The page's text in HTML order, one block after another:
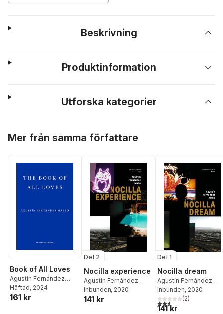
Beskrivning
Produktinformation
Utforska kategorier
Mer från samma författare
Book of All Loves
Agustín Fernández
Mallo
Häftad, 2024
161 kr
Del 2
Nocilla experience
Agustín Fernández
Mallo
Inbunden, 2020
141 kr
Del 1
Nocilla dream
Agustín Fernández
Mallo
Inbunden, 2020
2,5utav 5 stjärnor.
(2)
141 kr